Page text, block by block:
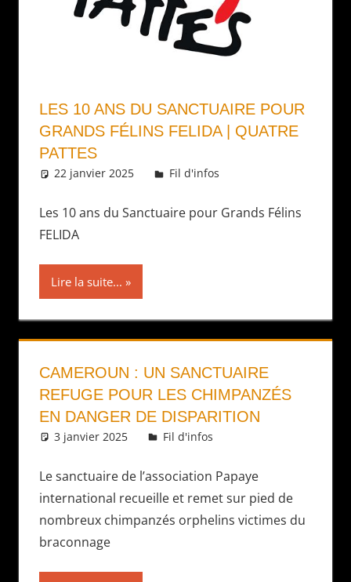
LES 10 ANS DU SANCTUAIRE POUR
GRANDS FÉLINS FELIDA | QUATRE
PATTES
22 janvier 2025 Daniel
Fil d'infos
Les 10 ans du Sanctuaire pour Grands Félins
FELIDA
Lire la suite...
CAMEROUN : UN SANCTUAIRE
REFUGE POUR LES CHIMPANZÉS
EN DANGER DE DISPARITION
3 janvier 2025 Daniel
Fil d'infos
Le sanctuaire de l’association Papaye
international recueille et remet sur pied de
nombreux chimpanzés orphelins victimes du
braconnage